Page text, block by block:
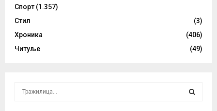
Спорт (1.357)
Стил
(3)
Хроника
(406)
Читуље
(49)